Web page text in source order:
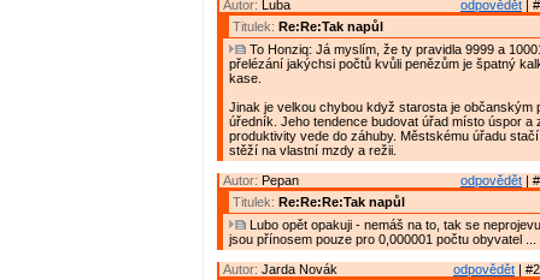
odpovědět |
Autor: Luba
Titulek: Re:Re:Tak napůl
To Honziq: Já myslím, že ty pravidla 9999 a
přelézání jakýchsi počtů kvůli penězům je špatný
kase.
Jinak je velkou chybou když starosta je občanským
úředník. Jeho tendence budovat úřad místo úspor a
produktivity vede do záhuby. Městskému úřadu
stěží na vlastní mzdy a režii.
odpovědět |
Autor: Pepan
Titulek: Re:Re:Re:Tak napůl
Lubo opět opakuji - nemáš na to, tak se
jsou přínosem pouze pro 0,000001 počtu obyvatel ...
odpovědět |
Autor: Jarda Novák